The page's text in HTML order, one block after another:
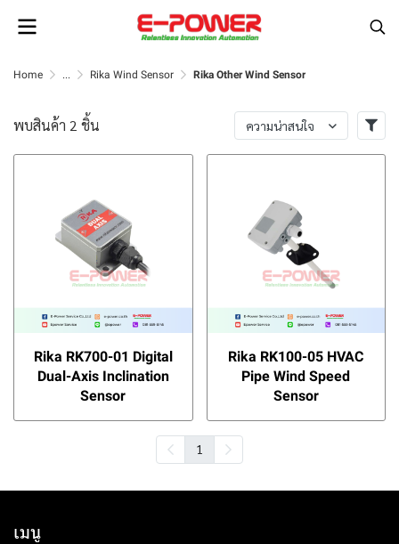
Home ... Rika Wind Sensor Rika Other Wind Sensor
พบสินค้า 2 ชิ้น ความน่าสนใจ
Rika RK700-01 Digital
Dual-Axis Inclination
Sensor
Rika RK100-05 HVAC
Pipe Wind Speed
Sensor
1
เมนู